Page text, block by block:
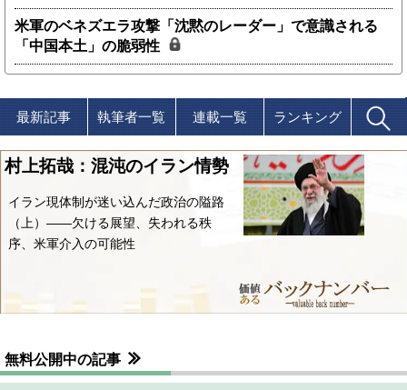
米軍のベネズエラ攻撃「沈黙のレーダー」で意識される
「中国本土」の脆弱性
最新記事 執筆者一覧 連載一覧 ランキング
村上拓哉：混沌のイラン情勢
イラン現体制が迷い込んだ政治の隘路
（上）――欠ける展望、失われる秩
序、米軍介入の可能性
無料公開中の記事